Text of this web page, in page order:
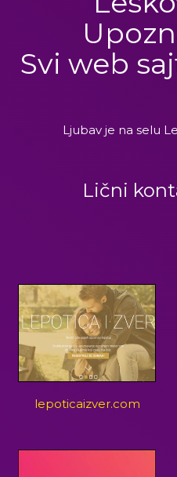
Svi web
Ljubav je na selu
Lični
lepoticaizver.com